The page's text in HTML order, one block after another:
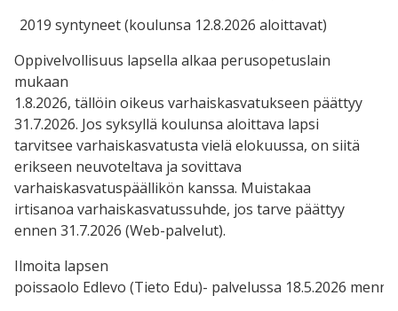
2019 syntyneet (koulunsa 12.8.2026 aloittavat)
Oppivelvollisuus lapsella alkaa perusopetuslain
mukaan
1.8.2026, tällöin oikeus varhaiskasvatukseen päättyy
31.7.2026. Jos syksyllä koulunsa aloittava lapsi
tarvitsee varhaiskasvatusta vielä elokuussa, on siitä
erikseen neuvoteltava ja sovittava
varhaiskasvatuspäällikön kanssa. Muistakaa
irtisanoa varhaiskasvatussuhde, jos tarve päättyy
ennen 31.7.2026 (Web-palvelut).
Ilmoita lapsen
poissaolo Edlevo (Tieto Edu)- palvelussa 18.5.2026